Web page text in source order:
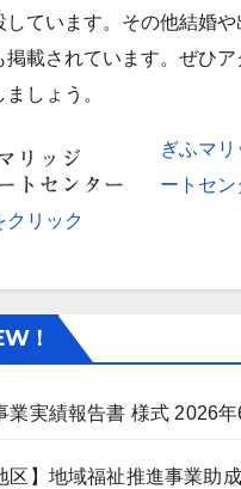
しています。その他結婚や
掲載されています。ぜひア
しょう。
ぎふマ
ートセン
クリック
！
業実績報告書 様式 2026年
区】地域福祉推進事業助